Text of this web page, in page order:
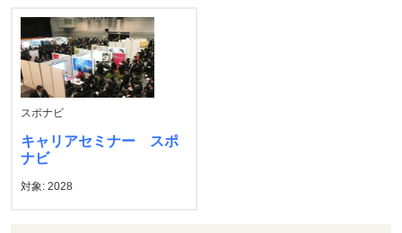
スポナビ
キャリアセミナー スポ
ナビ
対象: 2028